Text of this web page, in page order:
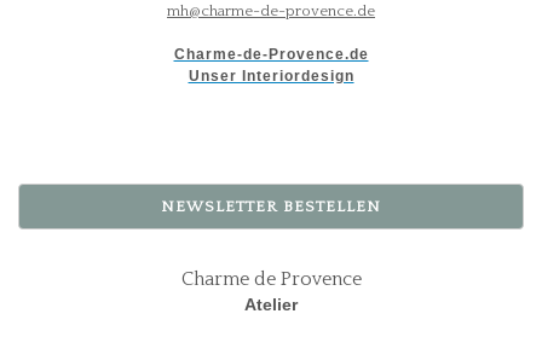
mh@charme-de-provence.de
Charme-de-Provence.de
Unser Interiordesign
NEWSLETTER BESTELLEN
Charme de Provence
Atelier